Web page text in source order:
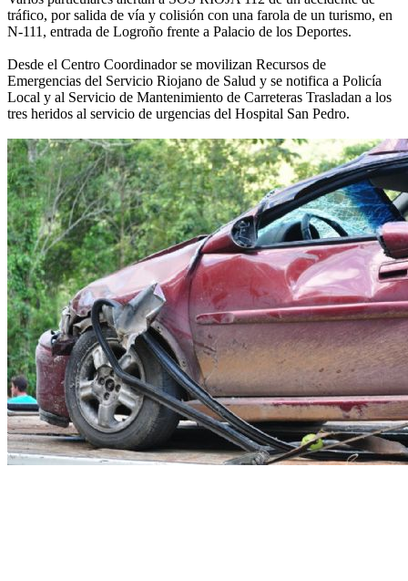
tráfico, por salida de vía y colisión con una farola de un turismo, en
N-111, entrada de Logroño frente a Palacio de los Deportes.
Desde el Centro Coordinador se movilizan Recursos de
Emergencias del Servicio Riojano de Salud y se notifica a Policía
Local y al Servicio de Mantenimiento de Carreteras Trasladan a los
tres heridos al servicio de urgencias del Hospital San Pedro.